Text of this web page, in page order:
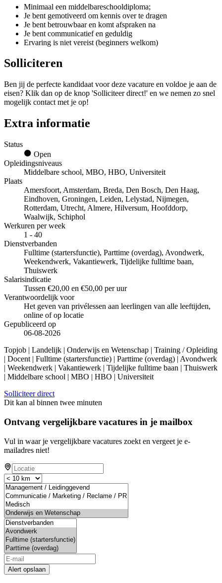
Minimaal een middelbareschooldiploma;
Je bent gemotiveerd om kennis over te dragen
Je bent betrouwbaar en komt afspraken na
Je bent communicatief en geduldig
Ervaring is niet vereist (beginners welkom)
Solliciteren
Ben jij de perfecte kandidaat voor deze vacature en voldoe je aan de
eisen? Klik dan op de knop 'Solliciteer direct!' en we nemen zo snel
mogelijk contact met je op!
Extra informatie
Status
Open
Opleidingsniveaus
Middelbare school, MBO, HBO, Universiteit
Plaats
Amersfoort, Amsterdam, Breda, Den Bosch, Den Haag,
Eindhoven, Groningen, Leiden, Lelystad, Nijmegen,
Rotterdam, Utrecht, Almere, Hilversum, Hoofddorp,
Waalwijk, Schiphol
Werkuren per week
1 - 40
Dienstverbanden
Fulltime (startersfunctie), Parttime (overdag), Avondwerk,
Weekendwerk, Vakantiewerk, Tijdelijke fulltime baan,
Thuiswerk
Salarisindicatie
Tussen €20,00 en €50,00 per uur
Verantwoordelijk voor
Het geven van privélessen aan leerlingen van alle leeftijden,
online of op locatie
Gepubliceerd op
06-08-2026
Topjob | Landelijk | Onderwijs en Wetenschap | Training / Opleiding
| Docent | Fulltime (startersfunctie) | Parttime (overdag) | Avondwerk
| Weekendwerk | Vakantiewerk | Tijdelijke fulltime baan | Thuiswerk
| Middelbare school | MBO | HBO | Universiteit
Solliciteer direct
Dit kan al binnen twee minuten
Ontvang vergelijkbare vacatures in je mailbox
Vul in waar je vergelijkbare vacatures zoekt en vergeet je e-
mailadres niet!
Alert opslaan